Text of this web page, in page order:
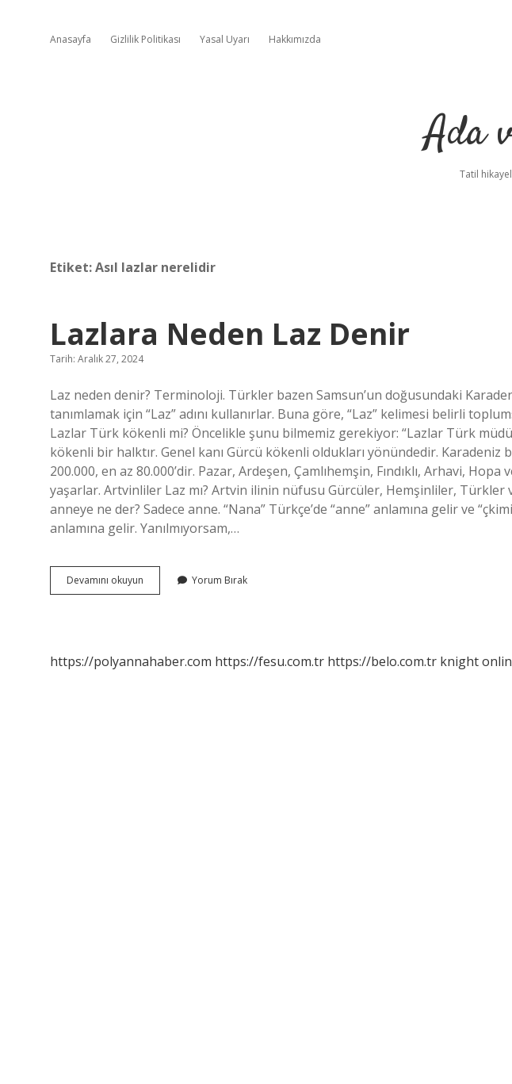
Anasayfa Gizlilik Politikası Yasal Uyarı Hakkımızda
Ada
Tatil
Etiket:Asıl lazlar nerelidir
Lazlara Neden Laz Denir
Tarih: Aralık 27, 2024
Laz neden denir? Terminoloji. Türkler bazen Samsun’un doğusundaki
tanımlamak için “Laz” adını kullanırlar. Buna göre, “Laz” kelimesi belirli
Lazlar Türk kökenli mi? Öncelikle şunu bilmemiz gerekiyor: “Lazlar Türk
kökenli bir halktır. Genel kanı Gürcü kökenli oldukları yönündedir. Karadeniz
200.000, en az 80.000’dir. Pazar, Ardeşen, Çamlıhemşin, Fındıklı, Arhavi, Hopa
yaşarlar. Artvinliler Laz mı? Artvin ilinin nüfusu Gürcüler, Hemşinliler, Türkler
anneye ne der? Sadece anne. “Nana” Türkçe’de “anne” anlamına gelir ve
anlamına gelir. Yanılmıyorsam,…
Devamını okuyun
Neden
Yorum Bırak
https://polyannahaber.com https://fesu.com.tr https://belo.com.tr knight